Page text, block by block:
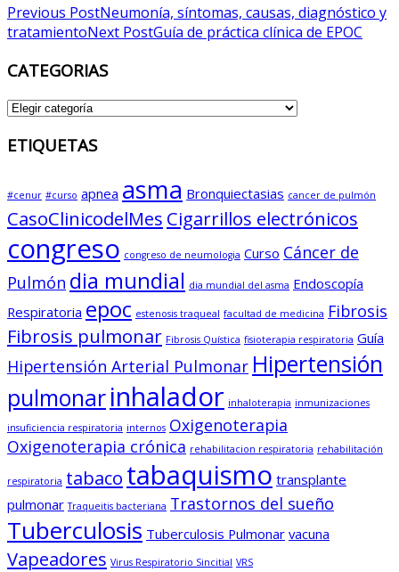
Post
navigation
Previous PostNeumonía, síntomas, causas, diagnóstico y
tratamientoNext PostGuía de práctica clínica de EPOC
CATEGORIAS
CATEGORIAS
ETIQUETAS
#cenur #curso apnea asma Bronquiectasias cancer de pulmón
CasoClinicodelMes Cigarrillos electrónicos
congreso congreso de neumologia Curso Cáncer de
Pulmón dia mundial dia mundial del asma Endoscopía
Respiratoria epoc estenosis traqueal facultad de medicina Fibrosis
Fibrosis pulmonar Fibrosis Quística fisioterapia respiratoria Guía
Hipertensión Arterial Pulmonar Hipertensión
pulmonarinhalador inhaloterapia inmunizaciones
insuficiencia respiratoria internos Oxigenoterapia
Oxigenoterapia crónica rehabilitacion respiratoria rehabilitación
respiratoria tabaco tabaquismo transplante
pulmonar Traqueitis bacteriana Trastornos del sueño
Tuberculosis Tuberculosis Pulmonar vacuna
Vapeadores Virus Respiratorio Sincitial VRS